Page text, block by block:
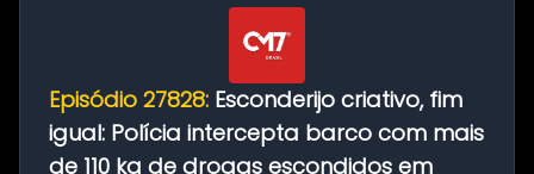
Episódio 27828: Esconderijo criativo, fim
igual: Polícia intercepta barco com mais
de 110 kg de drogas escondidos em